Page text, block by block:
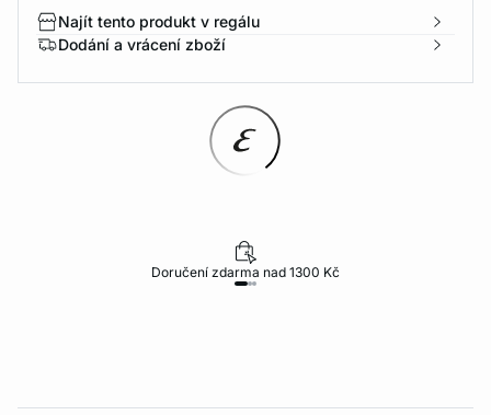
Najít tento produkt v regálu
Dodání a vrácení zboží
Doručení zdarma nad 1300 Kč